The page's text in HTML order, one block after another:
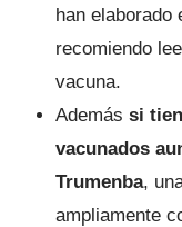
han elaborado
recomiendo
vacuna.
Además si
vacunados
Trumenba,
ampliamente